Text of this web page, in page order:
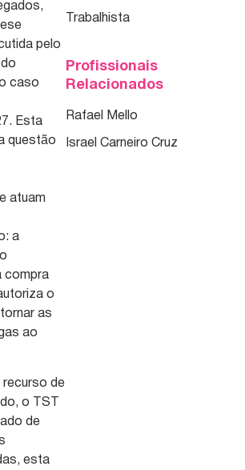
pelo
do
caso
Esta
questão
atuam
a
compra
o
as
ao
de
o TST
de
esta
Trabalhista
Profissionais
Relacionados
Rafael Mello
Israel Carneiro Cruz